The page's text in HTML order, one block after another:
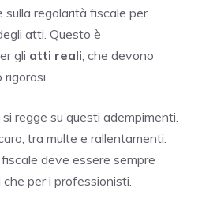
regolarità fiscale per
atti. Questo è
gli atti reali , che devono
regge su questi adempimenti.
tra multe e rallentamenti.
deve essere sempre
per i professionisti.